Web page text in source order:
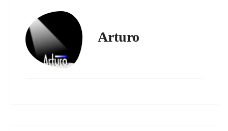
Arturo